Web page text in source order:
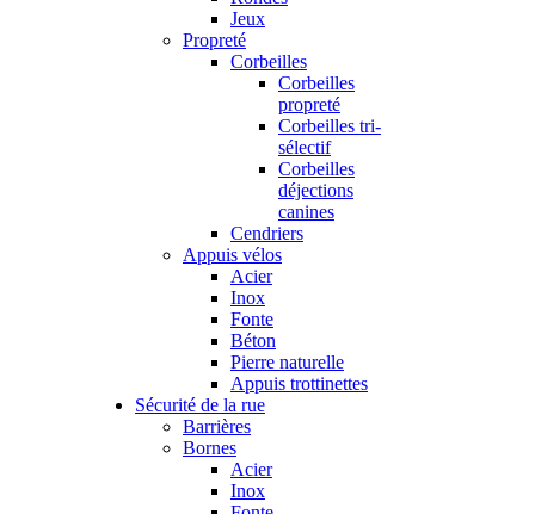
Jeux
Propreté
Corbeilles
Corbeilles
propreté
Corbeilles tri-
sélectif
Corbeilles
déjections
canines
Cendriers
Appuis vélos
Acier
Inox
Fonte
Béton
Pierre naturelle
Appuis trottinettes
Sécurité de la rue
Barrières
Bornes
Acier
Inox